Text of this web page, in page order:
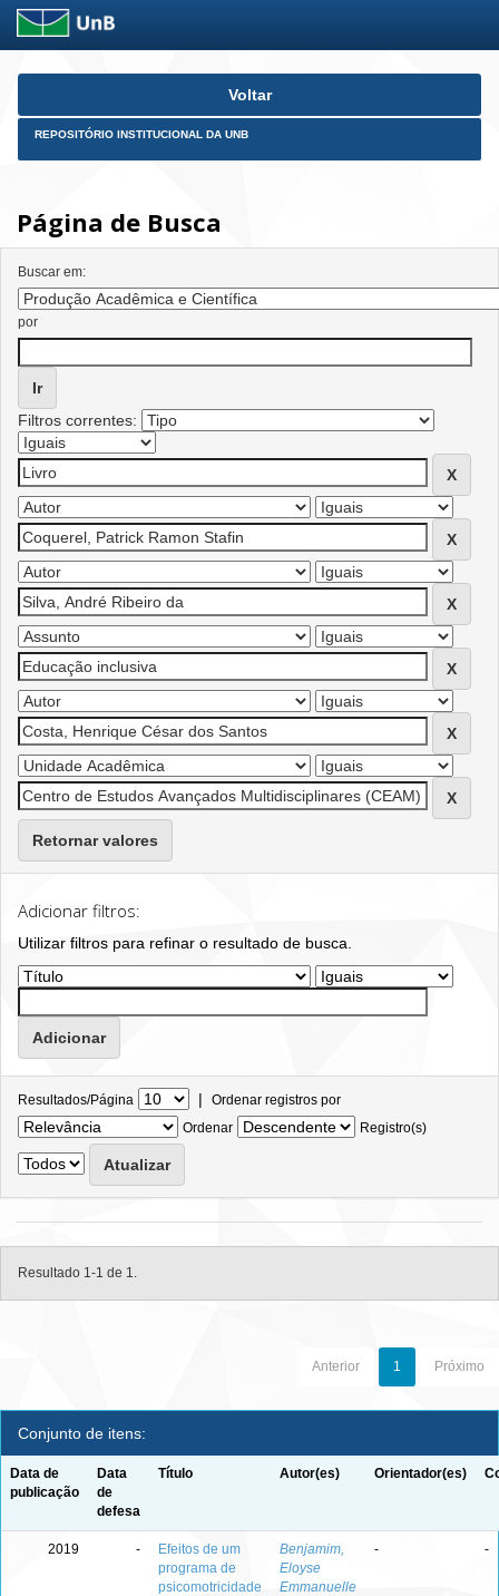
Skip
Voltar
REPOSITÓRIO INSTITUCIONAL DA UNB
Página de Busca
Buscar em:
por
Filtros correntes:
Retornar valores
Adicionar filtros:
Utilizar filtros para refinar o resultado de busca.
Resultados/Página | Ordenar registros por
Ordenar
Registro(s)
Resultado 1-1 de 1.
Anterior 1 Próximo
Conjunto de itens:
Data de
publicação
Data
de
defesa
Título Autor(es) Orientador(es)
2019 -
Efeitos de um
programa de
psicomotricidade
Benjamim,
Eloyse
Emmanuelle
- -